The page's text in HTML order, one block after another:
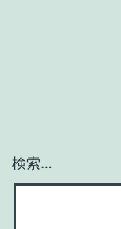
検索…